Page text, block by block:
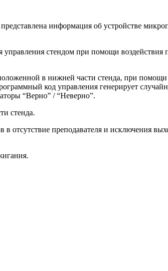
информация об устройстве
управления стендом при помощи
в нижней части стенда, при помощи
код управления генерирует
“Верно” / “Неверно”.
стенда.
в отсутствие преподавателя и исключения